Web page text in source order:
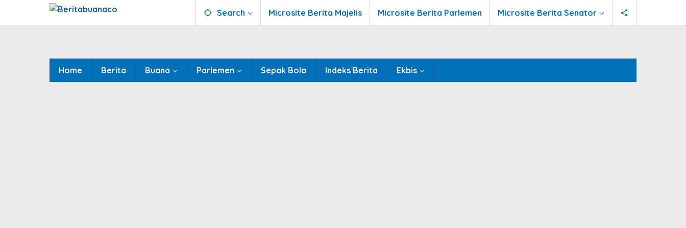
Search Microsite Berita Majelis Microsite Berita Parlemen Microsite Berita Senator
Home Berita Buana Parlemen Sepak Bola Indeks Berita Ekbis